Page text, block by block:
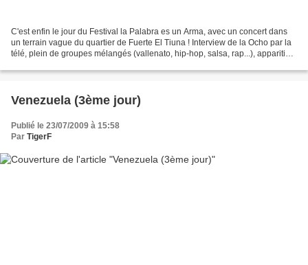
C'est enfin le jour du Festival la Palabra es un Arma, avec un concert dans
un terrain vague du quartier de Fuerte El Tiuna ! Interview de la Ocho par la
télé, plein de groupes mélangés (vallenato, hip-hop, salsa, rap...), apparition
Venezuela (3ème jour)
Publié le 23/07/2009 à 15:58
Par TigerF